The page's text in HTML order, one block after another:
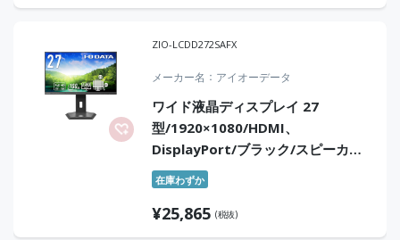
ZIO-LCDD272SAFX
メーカー名 アイオーデータ
ワイド液晶ディスプレイ 27
型/1920×1080/HDMI、
DisplayPort/ブラック/スピーカ
ー：あり/「5年保証」/100Hz対応/
広可動域なフリースタイルスタンド
在庫わずか
¥25,865 (税抜)